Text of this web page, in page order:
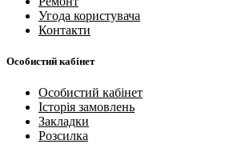
Угода користувача
Контакти
Особистий кабінет
Особистий кабінет
Історія замовлень
Закладки
Розсилка